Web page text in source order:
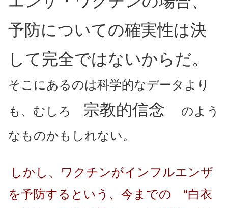
予防についての確実性は決
して完全ではないからだ。
そこにあるのは科学的なデータより
も、むしろ 宗教的信念
のよう
なものかもしれない。
しかし、ワクチンがインフルエンザ
を予防するという、今までの “白衣